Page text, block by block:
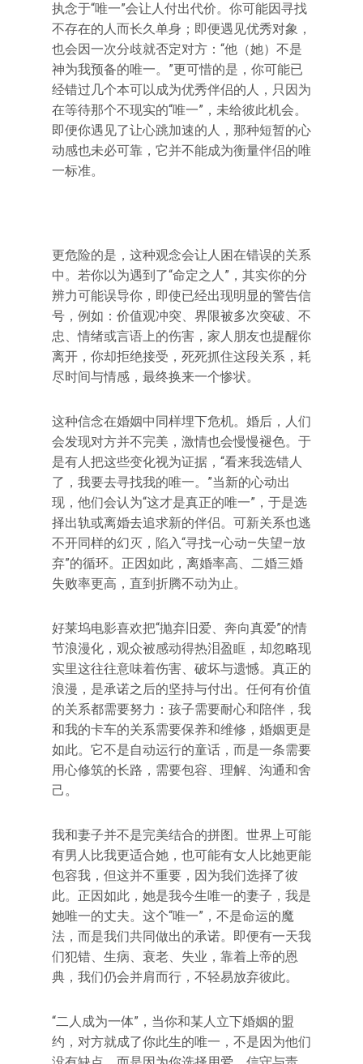
执念于“唯一”会让人付出代价。你可能因寻找
不存在的人而长久单身；即便遇见优秀对象，
也会因一次分歧就否定对方：“他（她）不是
神为我预备的唯一。”更可惜的是，你可能已
经错过几个本可以成为优秀伴侣的人，只因为
在等待那个不现实的“唯一”，未给彼此机会。
即便你遇见了让心跳加速的人，那种短暂的心
动感也未必可靠，它并不能成为衡量伴侣的唯
一标准。
更危险的是，这种观念会让人困在错误的关系
中。若你以为遇到了“命定之人”，其实你的分
辨力可能误导你，即使已经出现明显的警告信
号，例如：价值观冲突、界限被多次突破、不
忠、情绪或言语上的伤害，家人朋友也提醒你
离开，你却拒绝接受，死死抓住这段关系，耗
尽时间与情感，最终换来一个惨状。
这种信念在婚姻中同样埋下危机。婚后，人们
会发现对方并不完美，激情也会慢慢褪色。于
是有人把这些变化视为证据，“看来我选错人
了，我要去寻找我的唯一。”当新的心动出
现，他们会认为“这才是真正的唯一”，于是选
择出轨或离婚去追求新的伴侣。可新关系也逃
不开同样的幻灭，陷入“寻找—心动—失望—放
弃”的循环。正因如此，离婚率高、二婚三婚
失败率更高，直到折腾不动为止。
好莱坞电影喜欢把“抛弃旧爱、奔向真爱”的情
节浪漫化，观众被感动得热泪盈眶，却忽略现
实里这往往意味着伤害、破坏与遗憾。真正的
浪漫，是承诺之后的坚持与付出。任何有价值
的关系都需要努力：孩子需要耐心和陪伴，我
和我的卡车的关系需要保养和维修，婚姻更是
如此。它不是自动运行的童话，而是一条需要
用心修筑的长路，需要包容、理解、沟通和舍
己。
我和妻子并不是完美结合的拼图。世界上可能
有男人比我更适合她，也可能有女人比她更能
包容我，但这并不重要，因为我们选择了彼
此。正因如此，她是我今生唯一的妻子，我是
她唯一的丈夫。这个“唯一”，不是命运的魔
法，而是我们共同做出的承诺。即便有一天我
们犯错、生病、衰老、失业，靠着上帝的恩
典，我们仍会并肩而行，不轻易放弃彼此。
“二人成为一体”，当你和某人立下婚姻的盟
约，对方就成了你此生的唯一，不是因为他们